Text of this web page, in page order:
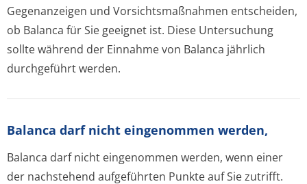
Gegenanzeigen und Vorsichtsmaßnahmen entscheiden,
ob Balanca für Sie geeignet ist. Diese Untersuchung
sollte während der Einnahme von Balanca jährlich
durchgeführt werden.
Balanca darf nicht eingenommen werden,
Balanca darf nicht eingenommen werden, wenn einer
der nachstehend aufgeführten Punkte auf Sie zutrifft.